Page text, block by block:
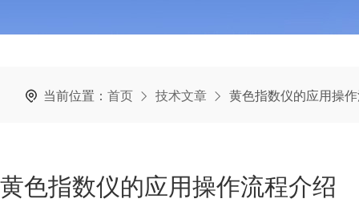
当前位置： 首页 技术文章 黄色指数仪的应用操
黄色指数仪的应用操作流程介绍